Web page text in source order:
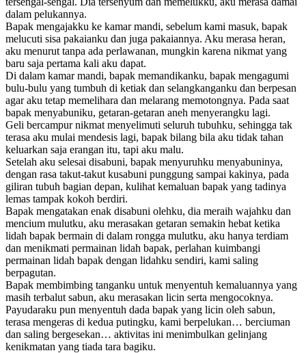
dalam pelukannya.
Bapak mengajakku ke kamar mandi, sebelum kami masuk, bapak
melucuti sisa pakaianku dan juga pakaiannya. Aku merasa heran,
aku menurut tanpa ada perlawanan, mungkin karena nikmat yang
baru saja pertama kali aku dapat.
Di dalam kamar mandi, bapak memandikanku, bapak mengagumi
bulu-bulu yang tumbuh di ketiak dan selangkanganku dan berpesan
agar aku tetap memelihara dan melarang memotongnya. Pada saat
bapak menyabuniku, getaran-getaran aneh menyerangku lagi.
Geli bercampur nikmat menyelimuti seluruh tubuhku, sehingga tak
terasa aku mulai mendesis lagi, bapak bilang bila aku tidak tahan
keluarkan saja erangan itu, tapi aku malu.
Setelah aku selesai disabuni, bapak menyuruhku menyabuninya,
dengan rasa takut-takut kusabuni punggung sampai kakinya, pada
giliran tubuh bagian depan, kulihat kemaluan bapak yang tadinya
lemas tampak kokoh berdiri.
Bapak mengatakan enak disabuni olehku, dia meraih wajahku dan
mencium mulutku, aku merasakan getaran semakin hebat ketika
lidah bapak bermain di dalam rongga mulutku, aku hanya terdiam
dan menikmati permainan lidah bapak, perlahan kuimbangi
permainan lidah bapak dengan lidahku sendiri, kami saling
berpagutan.
Bapak membimbing tanganku untuk menyentuh kemaluannya yang
masih terbalut sabun, aku merasakan licin serta mengocoknya.
Payudaraku pun menyentuh dada bapak yang licin oleh sabun,
terasa mengeras di kedua putingku, kami berpelukan… berciuman
dan saling bergesekan… aktivitas ini menimbulkan gelinjang
kenikmatan yang tiada tara bagiku.